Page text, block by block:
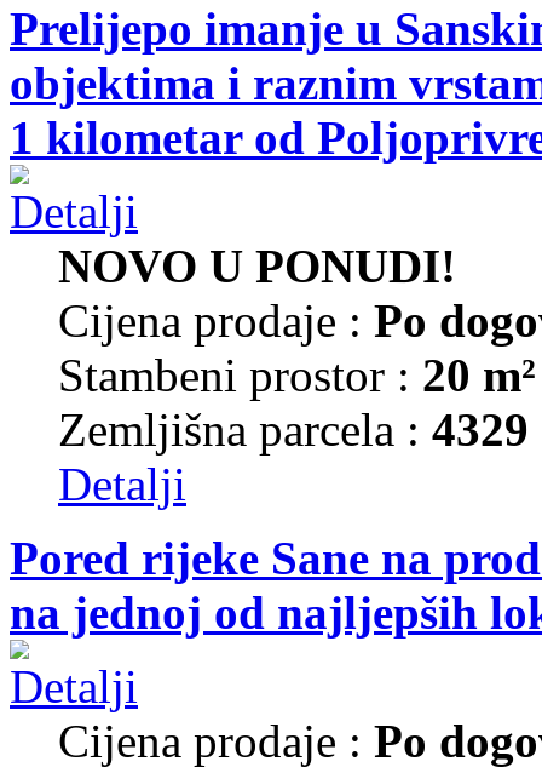
Prelijepo imanje u
objektima i raznim
1 kilometar od
NOVO U PONUDI!
Cijena prodaje : Po
Stambeni prostor : 20 m²
Zemljišna parcela : 4329
Detalji
Pored rijeke Sane na
na jednoj od najljepših
Cijena prodaje : Po